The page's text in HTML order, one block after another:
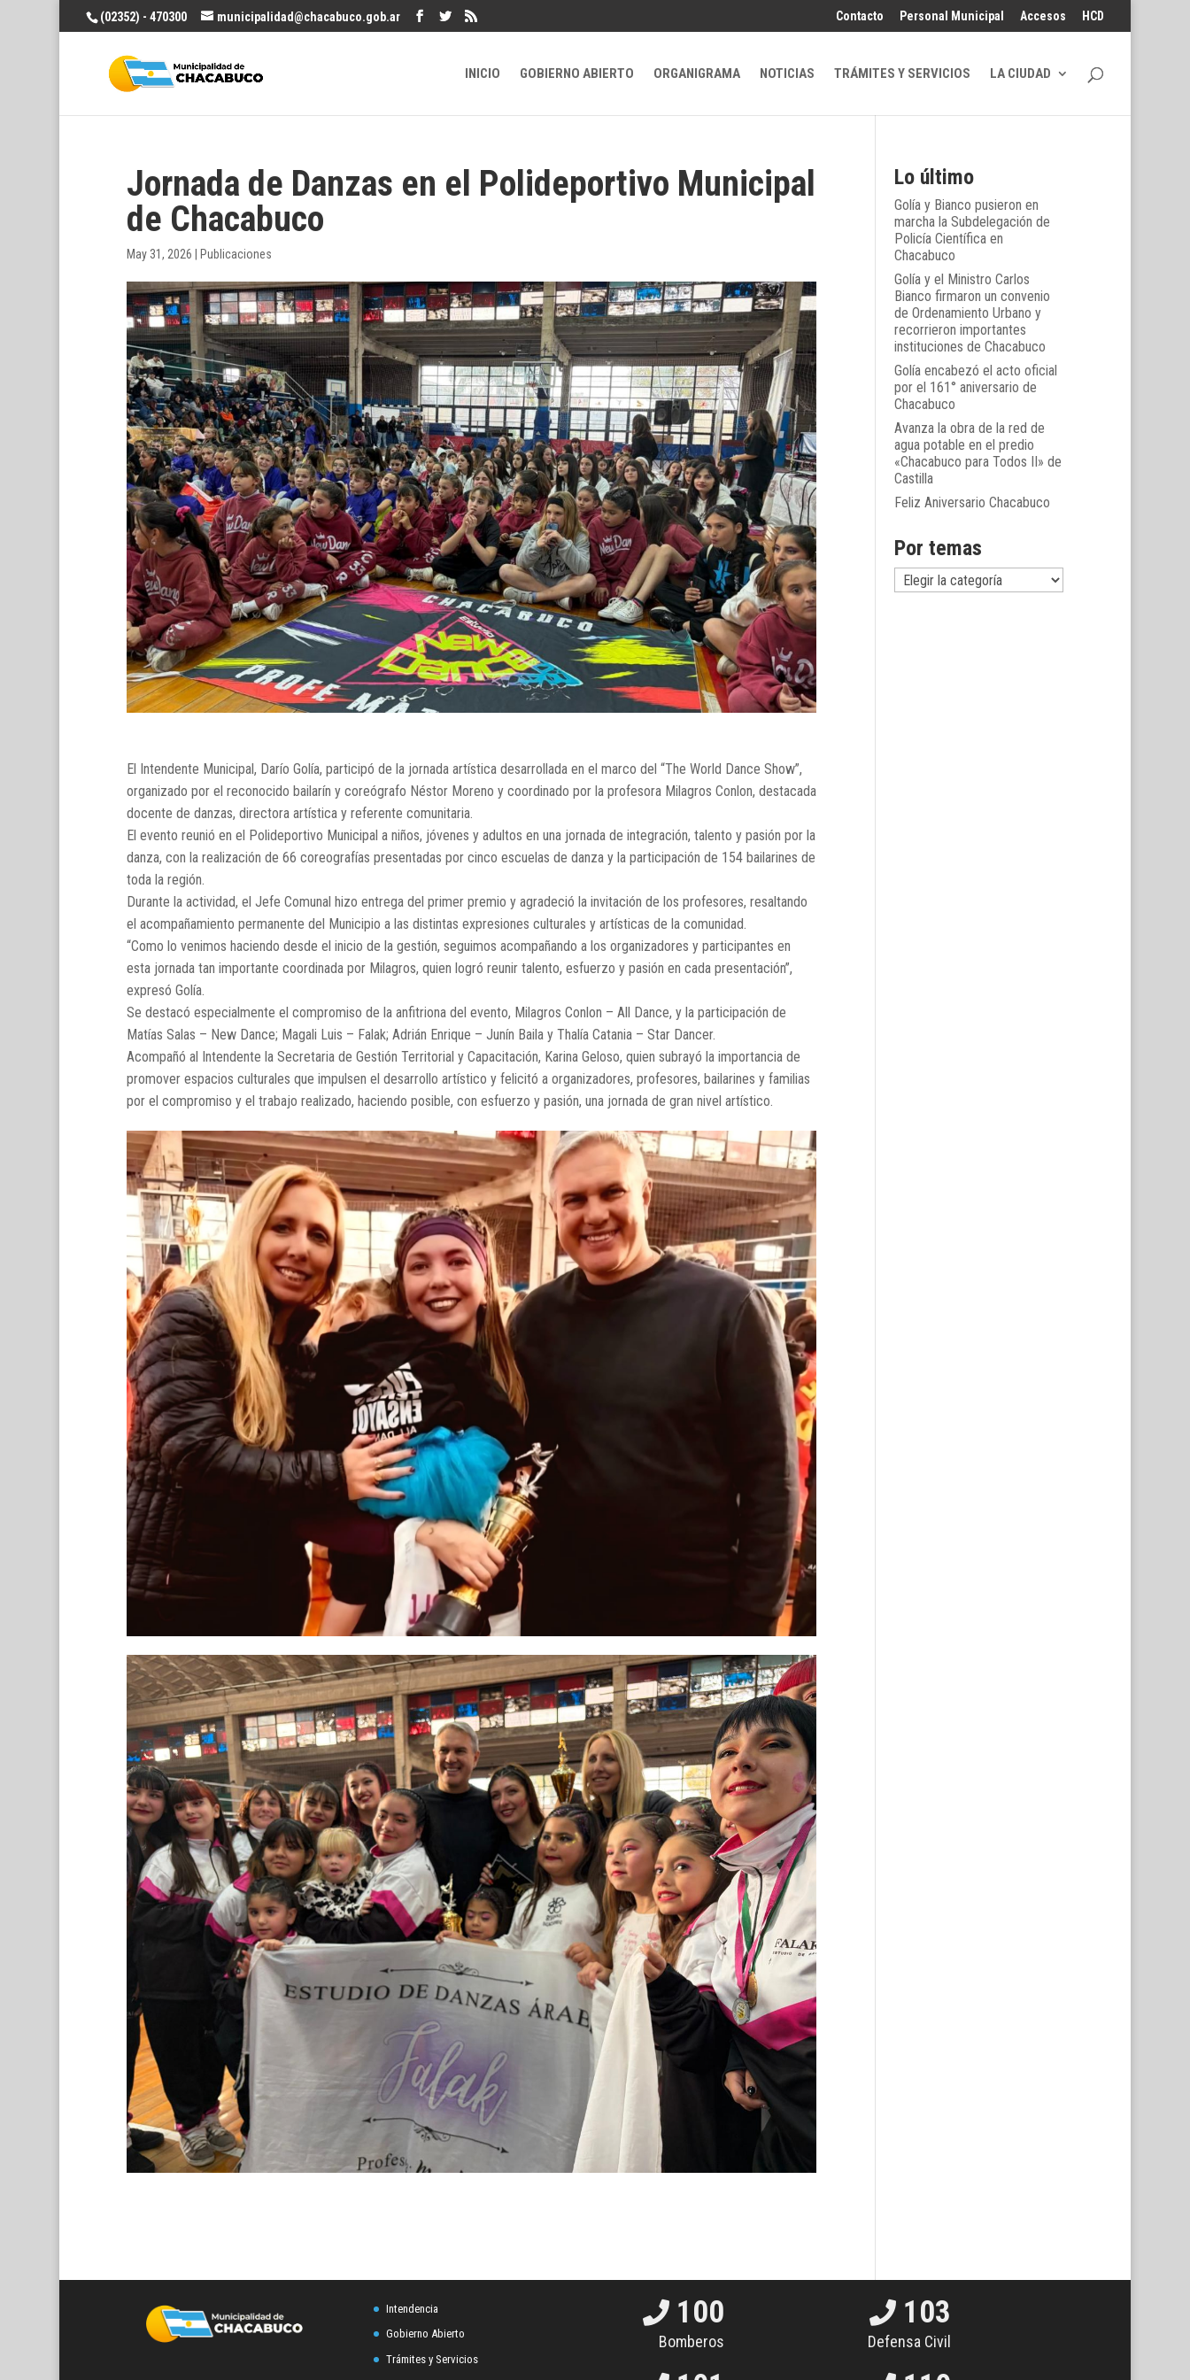
(02352) - 470300 municipalidad@chacabuco.gob.ar Contacto Personal Municipal Accesos HCD
INICIO GOBIERNO ABIERTO ORGANIGRAMA NOTICIAS TRÁMITES Y SERVICIOS LA CIUDAD
Jornada de Danzas en el Polideportivo Municipal
de Chacabuco
May 31, 2026 Publicaciones
El Intendente Municipal, Darío Golía, participó de la jornada artística desarrollada en el marco del “The World Dance Show”,
organizado por el reconocido bailarín y coreógrafo Néstor Moreno y coordinado por la profesora Milagros Conlon, destacada
docente de danzas, directora artística y referente comunitaria.
El evento reunió en el Polideportivo Municipal a niños, jóvenes y adultos en una jornada de integración, talento y pasión por la
danza, con la realización de 66 coreografías presentadas por cinco escuelas de danza y la participación de 154 bailarines de
toda la región.
Durante la actividad, el Jefe Comunal hizo entrega del primer premio y agradeció la invitación de los profesores, resaltando
el acompañamiento permanente del Municipio a las distintas expresiones culturales y artísticas de la comunidad.
“Como lo venimos haciendo desde el inicio de la gestión, seguimos acompañando a los organizadores y participantes en
esta jornada tan importante coordinada por Milagros, quien logró reunir talento, esfuerzo y pasión en cada presentación”,
expresó Golía.
Se destacó especialmente el compromiso de la anfitriona del evento, Milagros Conlon – All Dance, y la participación de
Matías Salas – New Dance; Magali Luis – Falak; Adrián Enrique – Junín Baila y Thalía Catania – Star Dancer.
Acompañó al Intendente la Secretaria de Gestión Territorial y Capacitación, Karina Geloso, quien subrayó la importancia de
promover espacios culturales que impulsen el desarrollo artístico y felicitó a organizadores, profesores, bailarines y familias
por el compromiso y el trabajo realizado, haciendo posible, con esfuerzo y pasión, una jornada de gran nivel artístico.
Lo último
Golía y Bianco pusieron en
marcha la Subdelegación de
Policía Científica en
Chacabuco
Golía y el Ministro Carlos
Bianco firmaron un convenio
de Ordenamiento Urbano y
recorrieron importantes
instituciones de Chacabuco
Golía encabezó el acto oficial
por el 161° aniversario de
Chacabuco
Avanza la obra de la red de
agua potable en el predio
«Chacabuco para Todos II» de
Castilla
Feliz Aniversario Chacabuco
Por temas
Por
temas
Intendencia
Gobierno Abierto
Trámites y Servicios
100
Bomberos
103
Defensa Civil